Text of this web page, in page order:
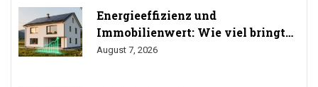
Energieeffizienz und
Immobilienwert: Wie viel bringt
Sanierung wirklich? (Studien
August 7, 2026